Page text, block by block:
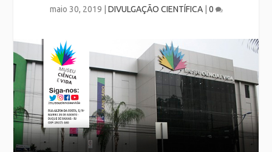
maio 30, 2019 DIVULGAÇÃO CIENTÍFICA| 0